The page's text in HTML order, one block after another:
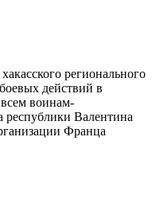
регионального
действий в
воинам-
республики Валентина
Франца